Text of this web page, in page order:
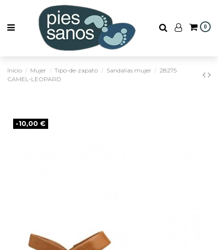
0
Inicio Mujer Tipo-de-zapato Sandalias mujer
28275
CAMEL-LEOPARD
-10,00 €